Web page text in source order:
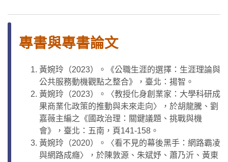
專書與專書論文
黃婉玲（2023）。《公職生涯的選擇：生涯理論與
公共服務動機觀點之整合》，臺北：揚智。
黃婉玲（2023）。〈教授化身創業家：大學科研成
果商業化政策的推動與未來走向〉，於胡龍騰、劉
嘉薇主編之《國政治理：關鍵議題、挑戰與機
會》，臺北：五南，頁141-158。
黃婉玲（2020）。〈看不見的幕後黑手：網路霸凌
與網路成癮〉，於陳敦源、朱斌妤、蕭乃沂、黃東